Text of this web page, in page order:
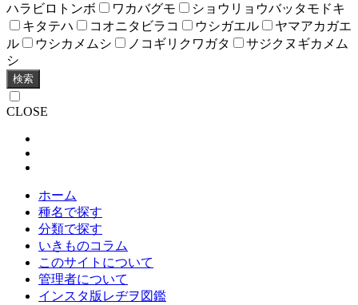
ハラビロトンボ ワカバグモ
ショウリョウバッタモドキ
キタテハ
コオニタビラコ ウシガエル
ヤマアカガエ
ル
ウシカメムシ ノコギリクワガタ
サジクヌギカメム
シ
検索
CLOSE
ホーム
種名で探す
分類で探す
いきものコラム
このサイトについて
管理者について
インスタ版レヂヲ図鑑